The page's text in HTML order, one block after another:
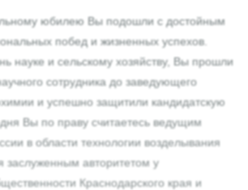
юбилею Вы подошли с достойным
побед и жизненных успехов.
науке и сельскому хозяйству, Вы прошли
сотрудника до заведующего
и успешно защитили кандидатскую
Вы по праву считаетесь ведущим
в области технологии возделывания
авторитетом у
Краснодарского края и